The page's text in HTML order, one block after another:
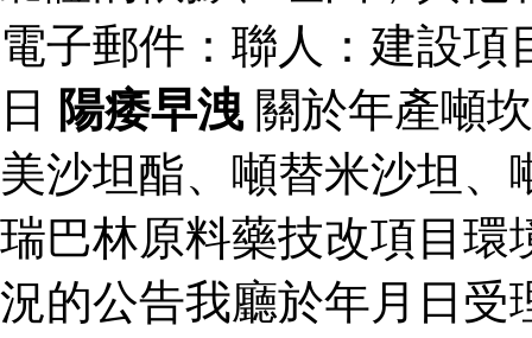
電子郵件：聯人：建設
日 陽痿早洩 關於年產噸
美沙坦酯、噸替米沙坦
瑞巴林原料藥技改項目環
況的公告我廳於年月日受